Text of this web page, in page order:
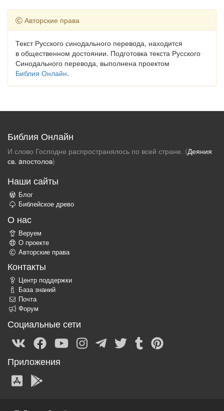
Авторские права
Текст Русского синодального перевода, находится
в общественном достоянии. Подготовка текста Русского
Синодального перевода, выполнена проектом
Библия Онлайн.
Библия Онлайн
И слово Господне распространялось по всей стране. (Деяния
св. aпостолов)
Наши сайты
Блог
Библейское древо
О нас
Веруем
О проекте
Авторские права
Контакты
Центр поддержки
База знаний
Почта
Форум
Социальные сети
Приложения